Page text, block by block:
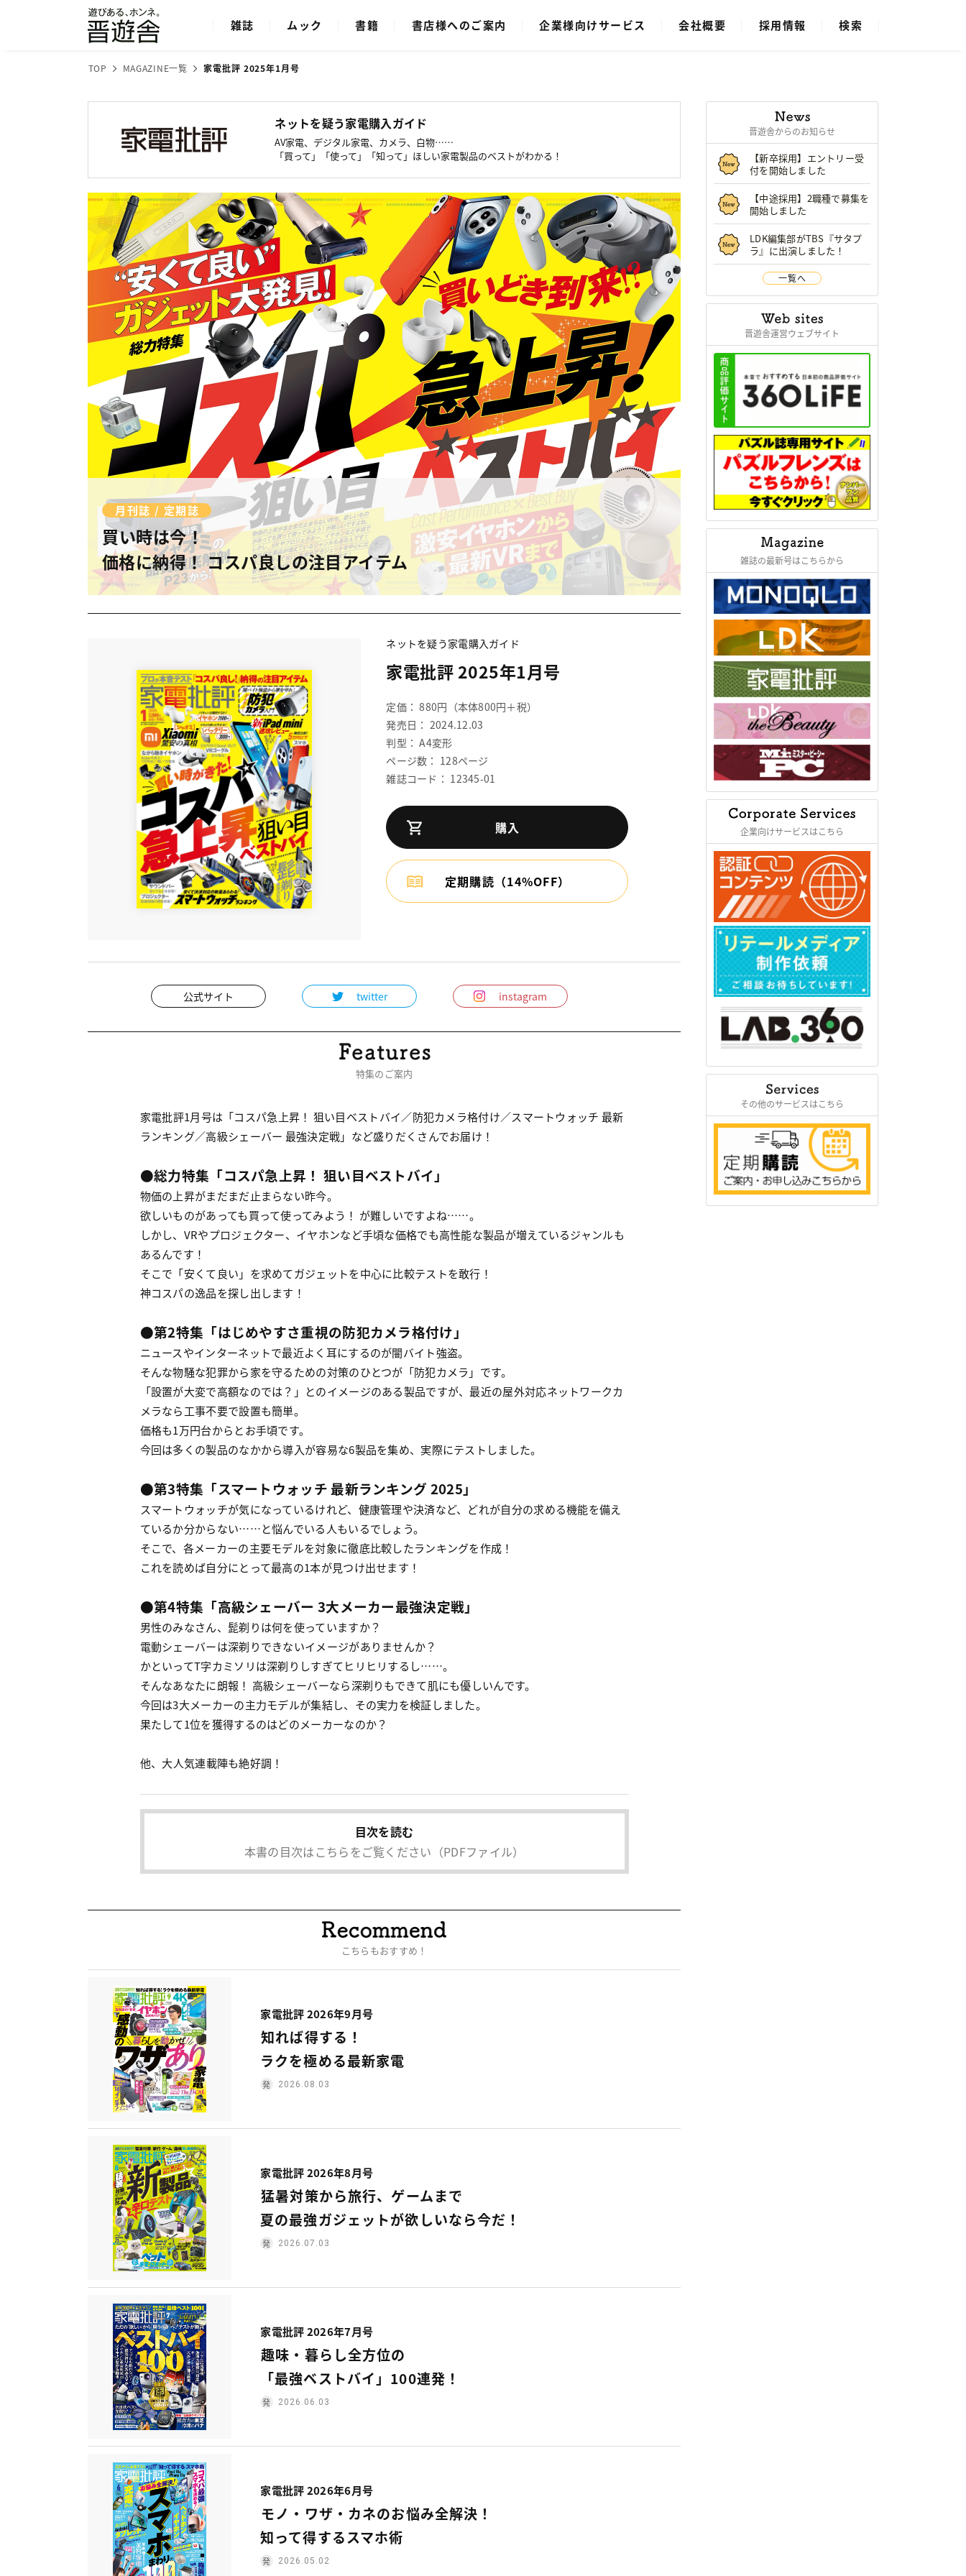
雑誌 ムック 書籍 書店様へのご案内 企業様向けサービス 会社概要 採用情報 検索
TOP MAGAZINE一覧 家電批評 2025年1月号
ネットを疑う家電購入ガイド
AV家電、デジタル家電、カメラ、白物……
「買って」「使って」「知って」ほしい家電製品のベストがわかる！
月刊誌 / 定期誌
買い時は今！
価格に納得！ コスパ良しの注目アイテム
ネットを疑う家電購入ガイド
家電批評 2025年1月号
定価： 880円（本体800円＋税）
発売日： 2024.12.03
判型： A4変形
ページ数： 128ページ
雑誌コード： 12345-01
購入
定期購読（14%OFF）
公式サイト twitter instagram
特集のご案内
家電批評1月号は「コスパ急上昇！ 狙い目ベストバイ／防犯カメラ格付け／スマートウォッチ 最新
ランキング／高級シェーバー 最強決定戦」など盛りだくさんでお届け！
●総力特集「コスパ急上昇！ 狙い目ベストバイ」
物価の上昇がまだまだ止まらない昨今。
欲しいものがあっても買って使ってみよう！ が難しいですよね……。
しかし、VRやプロジェクター、イヤホンなど手頃な価格でも高性能な製品が増えているジャンルも
あるんです！
そこで「安くて良い」を求めてガジェットを中心に比較テストを敢行！
神コスパの逸品を探し出します！
●第2特集「はじめやすさ重視の防犯カメラ格付け」
ニュースやインターネットで最近よく耳にするのが闇バイト強盗。
そんな物騒な犯罪から家を守るための対策のひとつが「防犯カメラ」です。
「設置が大変で高額なのでは？」とのイメージのある製品ですが、最近の屋外対応ネットワークカ
メラなら工事不要で設置も簡単。
価格も1万円台からとお手頃です。
今回は多くの製品のなかから導入が容易な6製品を集め、実際にテストしました。
●第3特集「スマートウォッチ 最新ランキング 2025」
スマートウォッチが気になっているけれど、健康管理や決済など、どれが自分の求める機能を備え
ているか分からない……と悩んでいる人もいるでしょう。
そこで、各メーカーの主要モデルを対象に徹底比較したランキングを作成！
これを読めば自分にとって最高の1本が見つけ出せます！
●第4特集「高級シェーバー 3大メーカー最強決定戦」
男性のみなさん、髭剃りは何を使っていますか？
電動シェーバーは深剃りできないイメージがありませんか？
かといってT字カミソリは深剃りしすぎてヒリヒリするし……。
そんなあなたに朗報！ 高級シェーバーなら深剃りもできて肌にも優しいんです。
今回は3大メーカーの主力モデルが集結し、その実力を検証しました。
果たして1位を獲得するのはどのメーカーなのか？
他、大人気連載陣も絶好調！
目次を読む
本書の目次はこちらをご覧ください （PDFファイル）
こちらもおすすめ！
家電批評 2026年9月号
知れば得する！
ラクを極める最新家電
2026.08.03
家電批評 2026年8月号
猛暑対策から旅行、ゲームまで
夏の最強ガジェットが欲しいなら今だ！
2026.07.03
家電批評 2026年7月号
趣味・暮らし全方位の
「最強ベストバイ」100連発！
2026.06.03
家電批評 2026年6月号
モノ・ワザ・カネのお悩み全解決！
知って得するスマホ術
2026.05.02
晋遊舎からのお知らせ
【新卒採用】エントリー受
付を開始しました
【中途採用】2職種で募集を
開始しました
LDK編集部がTBS『サタプ
ラ』に出演しました！
一覧へ
晋遊舎運営ウェブサイト
雑誌の最新号はこちらから
企業向けサービスはこちら
その他のサービスはこちら